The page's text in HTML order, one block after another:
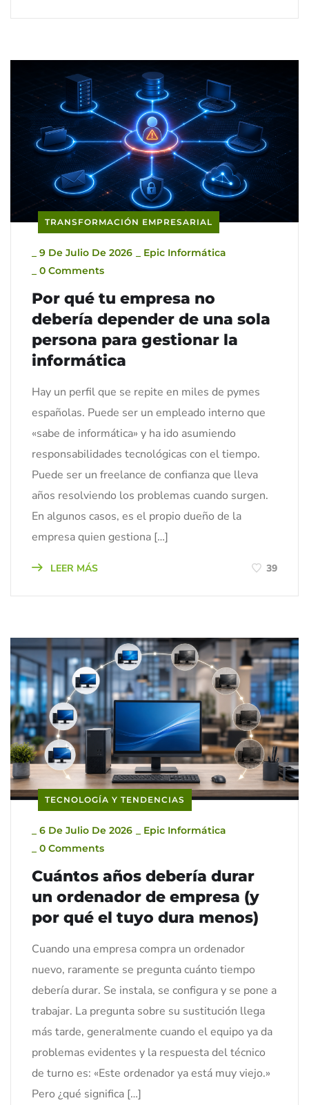
TRANSFORMACIÓN EMPRESARIAL
9 De Julio De 2026
Epic Informática
0 Comments
Por qué tu empresa no
debería depender de una sola
persona para gestionar la
informática
Hay un perfil que se repite en miles de pymes
españolas. Puede ser un empleado interno que
«sabe de informática» y ha ido asumiendo
responsabilidades tecnológicas con el tiempo.
Puede ser un freelance de confianza que lleva
años resolviendo los problemas cuando surgen.
En algunos casos, es el propio dueño de la
empresa quien gestiona […]
LEER MÁS 39
TECNOLOGÍA Y TENDENCIAS
6 De Julio De 2026
Epic Informática
0 Comments
Cuántos años debería durar
un ordenador de empresa (y
por qué el tuyo dura menos)
Cuando una empresa compra un ordenador
nuevo, raramente se pregunta cuánto tiempo
debería durar. Se instala, se configura y se pone a
trabajar. La pregunta sobre su sustitución llega
más tarde, generalmente cuando el equipo ya da
problemas evidentes y la respuesta del técnico
de turno es: «Este ordenador ya está muy viejo.»
Pero ¿qué significa […]